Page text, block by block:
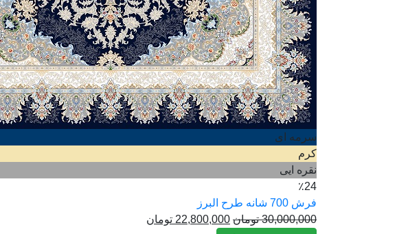
سرمه ای
کرم
نقره ایی
٪24
فرش 700 شانه طرح البرز
30,000,000 تومان 22,800,000 تومان